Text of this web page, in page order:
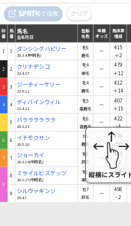
で投票 クリア
枠
番
馬
番
馬名
性齢
毛色
枠
番
馬
番
馬名
生年月日
性齢
毛色
単勝
オッズ
馬体重
増減
1 1 ダンシングハピリー
20.3.4(中同名)
牝6
鹿毛
－
415
＋2
2 2 クリナデシコ
22.4.17
牝4
栗毛
－
479
＋12
3 3 ジーティーケリー
22.5.11
牝4
鹿毛
－
412
＋14
4 4 ディバインウィル
21.4.21
牝5
黒鹿毛
－
407
＋15
5 5 バララララララ
20.3.22
牝6
青鹿毛
－
422
-4
6 6 イチモクサン
20.5.10
セ6
鹿毛
－
476
±0
7 7 ジョーカイ
18.3.14(中同名)
牝8
芦毛
－
483
-2
8
8 ミサイルビスケッツ
20.2.27(中同名)
牝6
栗毛
－
421
-1
9 シルヴァギンジ
19.4.7
牡7
芦毛
－
498
-2